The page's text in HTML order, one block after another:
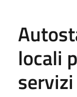
locali